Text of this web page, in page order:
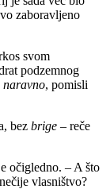
zaboravljeno
svom
podzemnog
naravno, pomisli
bez brige – reče
očigledno. – A što
vlasništvo?